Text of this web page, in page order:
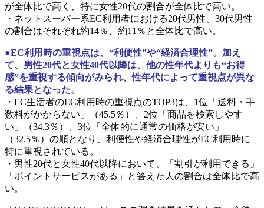
が全体比で高く、特に女性20代の割合が全体比で高い。
・ネットスーパー系EC利用者における20代男性、30代男性
の割合はそれぞれ約14％、約11％と全体比で高い。
●EC利用時の重視点は、“利便性”や“経済合理性”。加え
て、男性20代と女性40代以降は、他の性年代よりも“お得
感”を重視する傾向がみられ、性年代によって重視点が異な
る結果となった。
・EC生活者のEC利用時の重視点のTOP3は、1位「送料・手
数料がかからない」（45.5％）、2位「商品を検索しやす
い」（34.3％）、3位「全体的に通常の価格が安い」
（32.5％）の順となり、利便性や経済合理性がEC利用時に
特に重視されている。
・男性20代と女性40代以降において、「割引が利用できる」
「ポイントサービスがある」と答えた人の割合は全体比で高
い。